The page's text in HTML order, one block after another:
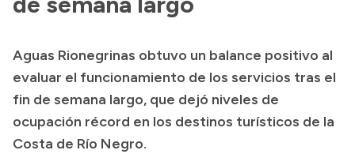
Acerca de Río Negro
Geografía
Invertí en Río Negro
Aguas Rionegrinas obtuvo un balance positivo al
evaluar el funcionamiento de los servicios tras el
fin de semana largo, que dejó niveles de
ocupación récord en los destinos turísticos de la
Costa de Río Negro.